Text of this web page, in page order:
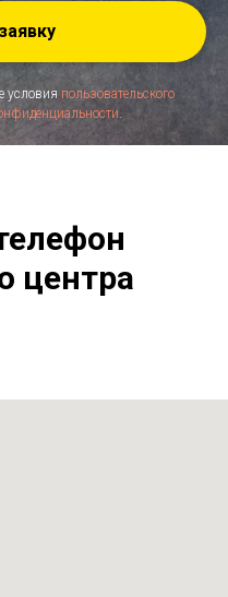
условия пользовательского
центра